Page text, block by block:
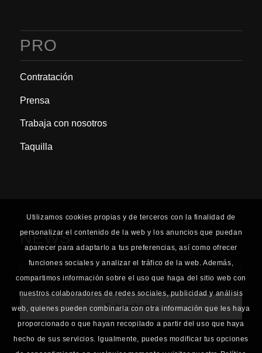
PRO
Contratación
Prensa
Trabaja con nosotros
Taquilla
NEWS
Utilizamos cookies propias y de terceros con la finalidad de
personalizar el contenido de la web y los anuncios que puedan
aparecer para adaptarlo a tus preferencias, así como ofrecer
funciones sociales y analizar el tráfico de la web. Además,
compartimos información sobre el uso que haga del sitio web con
nuestros colaboradores de redes sociales, publicidad y análisis
web, quienes pueden combinarla con otra información que les haya
proporcionado o que hayan recopilado a partir del uso que haya
hecho de sus servicios. Igualmente, puedes modificar tus opciones